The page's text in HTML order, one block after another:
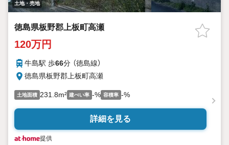
土地・売地
徳島県板野郡上板町高瀬
120万円
牛島駅 歩66分 （徳島線）
徳島県板野郡上板町高瀬
土地面積 231.8m² 建ぺい率 -% 容積率 -%
詳細を見る
提供